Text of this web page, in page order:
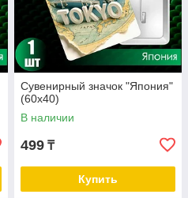
Сувенирный значок "Япония"
(60х40)
В наличии
499 ₸
Купить